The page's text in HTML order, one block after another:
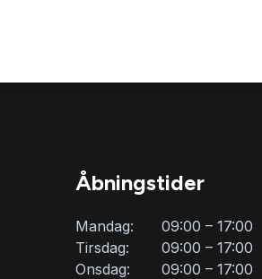
Åbningstider
Mandag:
09:00 – 17:00
Tirsdag:
09:00 – 17:00
Onsdag:
09:00 – 17:00